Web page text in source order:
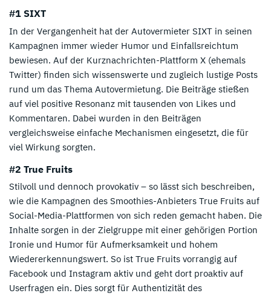
#1 SIXT
In der Vergangenheit hat der Autovermieter SIXT in seinen
Kampagnen immer wieder Humor und Einfallsreichtum
bewiesen. Auf der Kurznachrichten-Plattform X (ehemals
Twitter) finden sich wissenswerte und zugleich lustige Posts
rund um das Thema Autovermietung. Die Beiträge stießen
auf viel positive Resonanz mit tausenden von Likes und
Kommentaren. Dabei wurden in den Beiträgen
vergleichsweise einfache Mechanismen eingesetzt, die für
viel Wirkung sorgten.
#2 True Fruits
Stilvoll und dennoch provokativ – so lässt sich beschreiben,
wie die Kampagnen des Smoothies-Anbieters True Fruits auf
Social-Media-Plattformen von sich reden gemacht haben. Die
Inhalte sorgen in der Zielgruppe mit einer gehörigen Portion
Ironie und Humor für Aufmerksamkeit und hohem
Wiedererkennungswert. So ist True Fruits vorrangig auf
Facebook und Instagram aktiv und geht dort proaktiv auf
Userfragen ein. Dies sorgt für Authentizität des